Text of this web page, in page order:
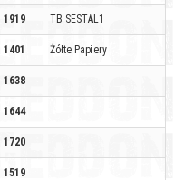
1919 TB SESTAL1
1401 Żółte Papiery
1638
1644
1720
1519